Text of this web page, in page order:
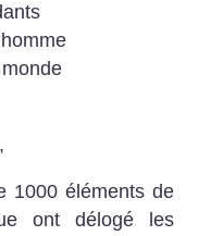
1000 éléments de
ont délogé les